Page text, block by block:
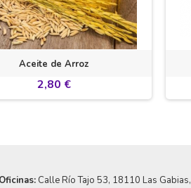
Aceite de Arroz
2,80 €
Calle Río Tajo 53, 18110 Las Gabias,